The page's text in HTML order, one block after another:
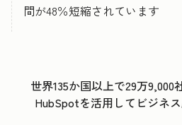
間が48％短縮されています
世界135か国以上で29万
HubSpotを活用してビジネ